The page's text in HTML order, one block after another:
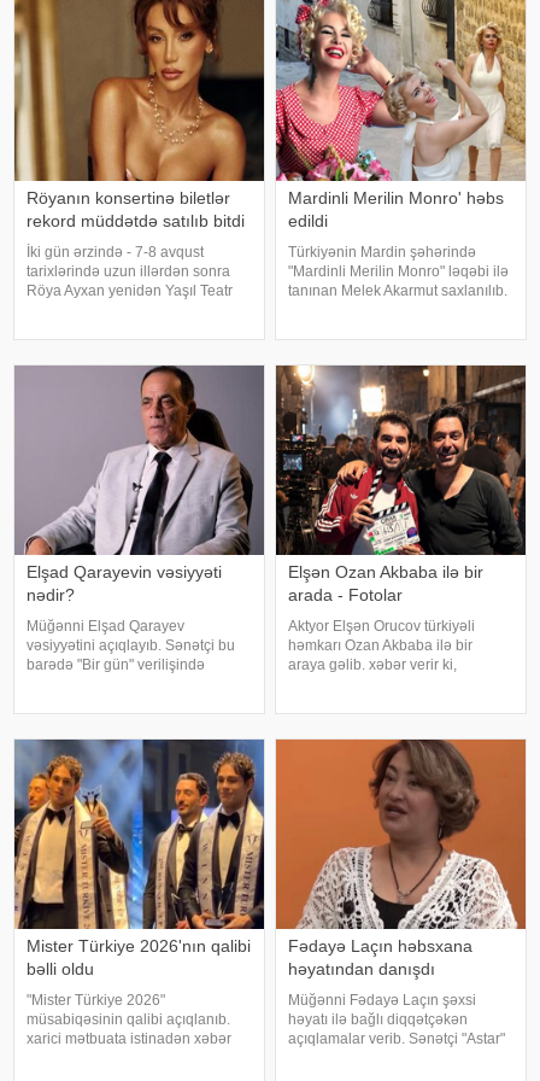
üzərində aparılan toksikoloji
analizləri
Röyanın konsertinə biletlər
rekord müddətdə satılıb bitdi
İki gün ərzində - 7-8 avqust
tarixlərində uzun illərdən sonra
Röya Ayxan yenidən Yaşıl Teatr
və biletlər qısa zamanda tamamil
Mardinli Merilin Monro' həbs
edildi
Türkiyənin Mardin şəhərində
"Mardinli Merilin Monro" ləqəbi ilə
tanınan Melek Akarmut saxlanılıb.
tərkibli olduğ
Elşad Qarayevin vəsiyyəti
nədir?
Müğənni Elşad Qarayev
vəsiyyətini açıqlayıb. Sənətçi bu
barədə "Bir gün" verilişində
köçəcəyik. Amma köçməyin d
Elşən Ozan Akbaba ilə bir
arada - Fotolar
Aktyor Elşən Orucov türkiyəli
həmkarı Ozan Akbaba ilə bir
araya gəlib. xəbər verir ki,
Elşən layihənin birinci hissəsində
Mister Türkiye 2026'nın qalibi
bəlli oldu
"Mister Türkiye 2026"
müsabiqəsinin qalibi açıqlanıb.
xarici mətbuata istinadən xəbər
Fədayə Laçın həbsxana
həyatından danışdı
Müğənni Fədayə Laçın şəxsi
həyatı ilə bağlı diqqətçəkən
açıqlamalar verib. Sənətçi "Astar"